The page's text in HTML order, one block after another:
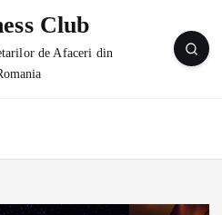
Club
de Afaceri din